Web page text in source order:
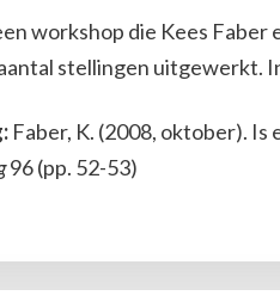
workshop die Kees
stellingen uitgewerkt.
Faber, K. (2008, oktober). Is
96 (pp. 52-53)